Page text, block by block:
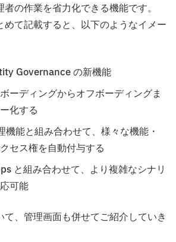
の作業を省力化できる機能です。
めて記載すると、以下のようなイメー
Governance の新機能
ーディングからオフボーディングま
化する
機能と組み合わせて、様々な機能・
セス権を自動付与する
と組み合わせて、より複雑なシナリ
可能
、管理画面も併せてご紹介していき